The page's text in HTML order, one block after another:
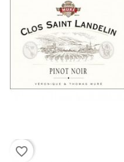
favorite_border